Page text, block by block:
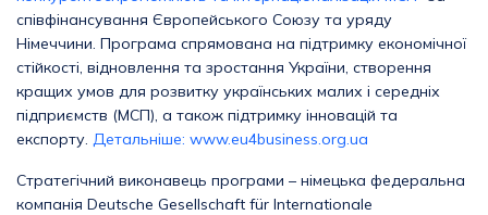
співфінансування Європейського Союзу та уряду
Німеччини. Програма спрямована на підтримку економічної
стійкості, відновлення та зростання України, створення
кращих умов для розвитку українських малих і середніх
підприємств (МСП), а також підтримку інновацій та
експорту. Детальніше: www.eu4business.org.ua
Стратегічний виконавець програми – німецька федеральна
компанія Deutsche Gesellschaft für Internationale